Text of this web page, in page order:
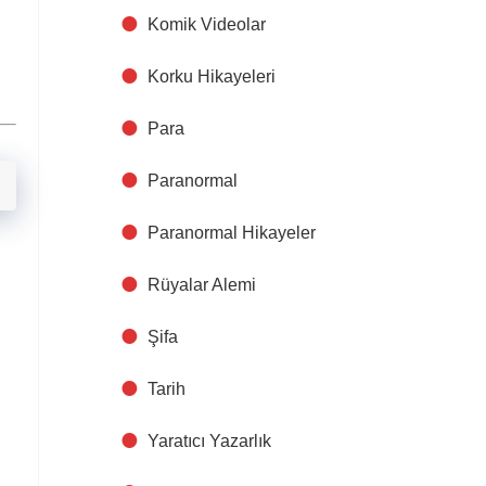
Komik Videolar
Korku Hikayeleri
Para
Paranormal
Paranormal Hikayeler
Rüyalar Alemi
Şifa
Tarih
Yaratıcı Yazarlık